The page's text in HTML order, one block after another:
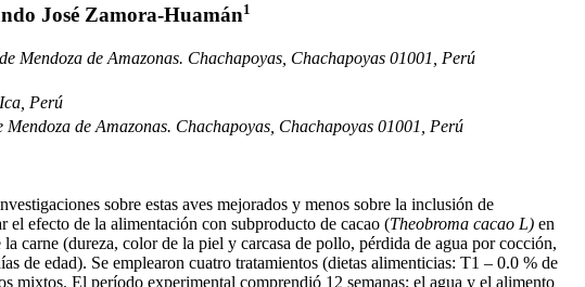
José Zamora-Huamán1
de Amazonas. Chachapoyas, Chachapoyas 01001, Perú
Perú
de Amazonas. Chachapoyas, Chachapoyas 01001, Perú
sobre estas aves mejorados y menos sobre la inclusión de
el efecto de la alimentación con subproducto de cacao (Theobroma cacao L) en
carne (dureza, color de la piel y carcasa de pollo, pérdida de agua por cocción,
de edad). Se emplearon cuatro tratamientos (dietas alimenticias: T1 – 0.0 % de
El período experimental comprendió 12 semanas; el agua y el alimento